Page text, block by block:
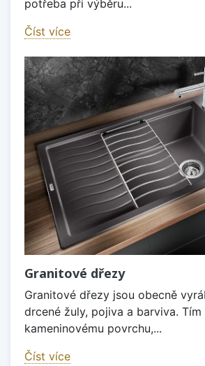
potřeba při výběru...
Číst více
Granitové dřezy
Granitové dřezy jsou obecně
drcené žuly, pojiva a barviva. Tím
kameninovému povrchu,...
Číst více